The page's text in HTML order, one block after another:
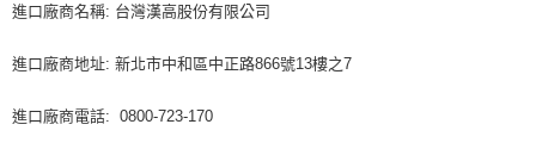
進口廠商名稱: 台灣漢高股份有限公司
進口廠商地址: 新北市中和區中正路866號13樓之7
進口廠商電話: 0800-723-170